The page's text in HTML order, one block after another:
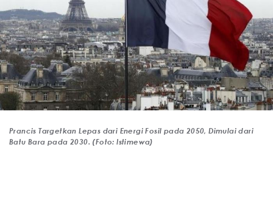
Prancis Targetkan Lepas dari Energi Fosil pada 2050, Dimulai dari
Batu Bara pada 2030. (Foto: Istimewa)